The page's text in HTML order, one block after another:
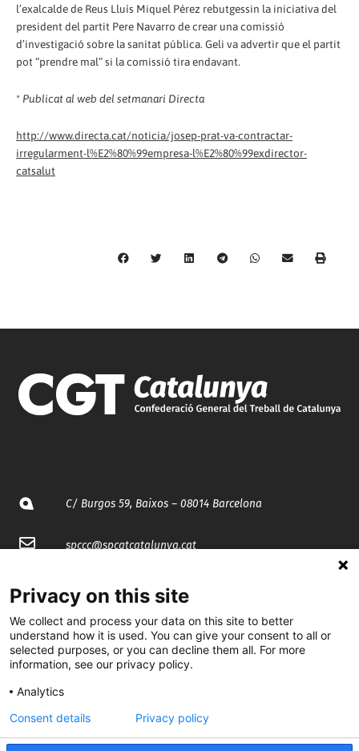
l’exalcalde de Reus Lluís Miquel Pérez rebutgessin la iniciativa del
president del partit Pere Navarro de crear una comissió
d’investigació sobre la sanitat pública. Geli va advertir que el partit
pot “prendre mal” si la comissió tira endavant.
* Publicat al web del setmanari Directa
http://www.directa.cat/noticia/josep-prat-va-contractar-
irregularment-l%E2%80%99empresa-l%E2%80%99exdirector-
catsalut
C/ Burgos 59, Baixos – 08014 Barcelona
spccc@spcgtcatalunya.cat
@CGTCatalunya
cgtcatalunya
CGTCatalunya
cgtcatalunya
Privacy on this site
We collect and process your data on this site to better
understand how it is used. You can give your consent to all or
selected purposes, or you can decline them all. For more
information, see our privacy policy.
Analytics
Consent details Privacy policy